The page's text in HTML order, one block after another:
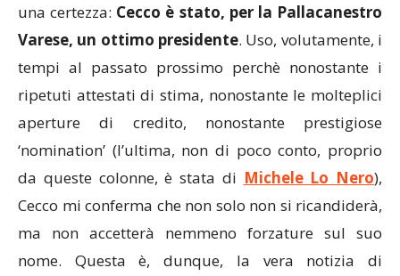
una certezza: Cecco è stato, per la Pallacanestro
Varese, un ottimo presidente. Uso, volutamente, i
tempi al passato prossimo perchè nonostante i
ripetuti attestati di stima, nonostante le molteplici
aperture di credito, nonostante prestigiose
‘nomination’ (l’ultima, non di poco conto, proprio
da queste colonne, è stata di Michele Lo Nero),
Cecco mi conferma che non solo non si ricandiderà,
ma non accetterà nemmeno forzature sul suo
nome. Questa è, dunque, la vera notizia di